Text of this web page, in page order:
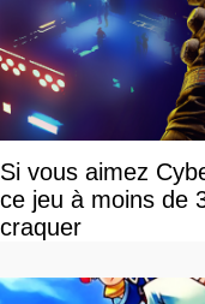
Si vous aimez
ce jeu à moins de
craquer